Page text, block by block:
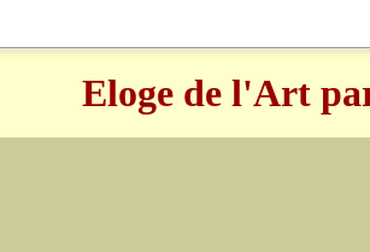
Eloge de l'Art